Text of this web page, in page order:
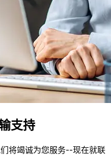
支持
将竭诚为您服务--现在就联